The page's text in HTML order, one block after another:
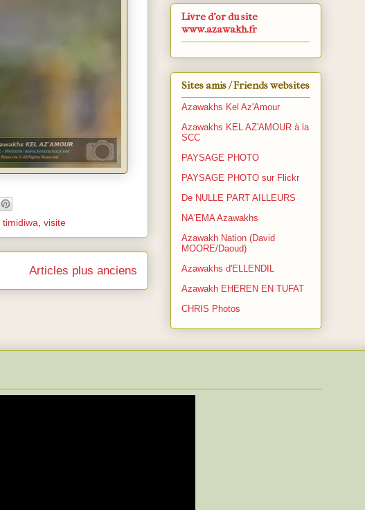
timidiwa, visite
Articles plus anciens
Livre d'or du site
www.azawakh.fr
Sites amis / Friends websites
Azawakhs Kel Az'Amour
Azawakhs KEL AZ'AMOUR à la
SCC
PAYSAGE PHOTO
PAYSAGE PHOTO sur Flickr
De NULLE PART AILLEURS
NA'EMA Azawakhs
Azawakh Nation (David
MOORE/Daoud)
Azawakhs d'ELLENDIL
Azawakh EHEREN EN TUFAT
CHRIS Photos